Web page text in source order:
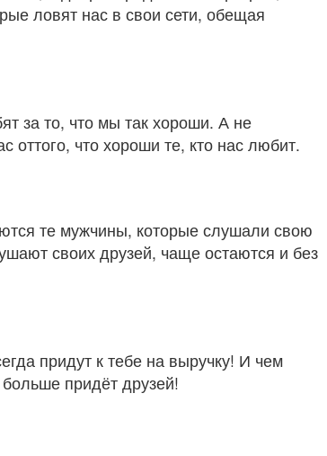
ловят нас в свои сети, обещая
за то, что мы так хороши. А не
оттого, что хороши те, кто нас любит.
те мужчины, которые слушали свою
своих друзей, чаще остаются и без
придут к тебе на выручку! И чем
придёт друзей!